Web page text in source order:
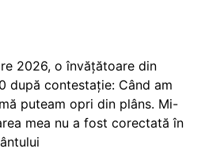
2026, o învățătoare din
după contestație: Când am
puteam opri din plâns. Mi-
mea nu a fost corectată în